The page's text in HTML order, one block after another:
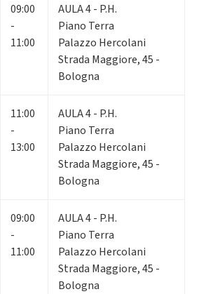
09:00
-
11:00
AULA 4 - P.H.
Piano Terra
Palazzo Hercolani
Strada Maggiore, 45 -
Bologna
11:00
-
13:00
AULA 4 - P.H.
Piano Terra
Palazzo Hercolani
Strada Maggiore, 45 -
Bologna
09:00
-
11:00
AULA 4 - P.H.
Piano Terra
Palazzo Hercolani
Strada Maggiore, 45 -
Bologna